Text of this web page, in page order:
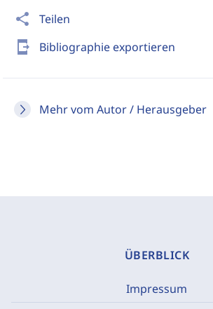
share Teilen
send_to_mobile Bibliographie exportieren
Mehr vom Autor / Herausgeber
ÜBERBLICK
Impressum